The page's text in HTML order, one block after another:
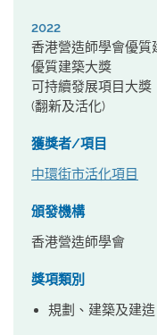
2022
香港營造師學會優質
優質建築大獎
可持續發展項目大獎
(翻新及活化)
獲獎者/項目
中環街市活化項目
頒發機構
香港營造師學會
獎項類別
規劃、建築及建造